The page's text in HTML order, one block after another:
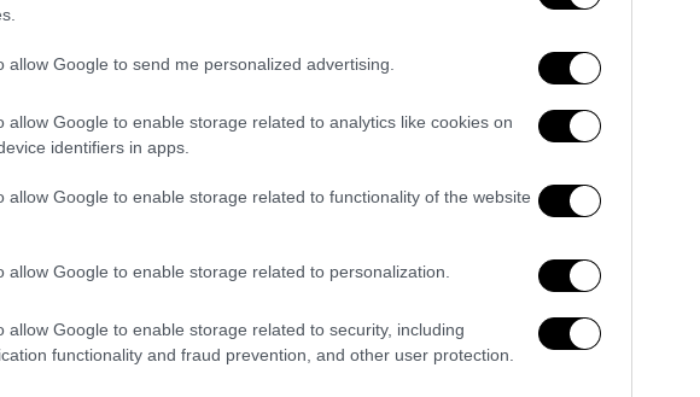
allow Google to send me personalized advertising.
allow Google to enable storage related to analytics like cookies on
identifiers in apps.
allow Google to enable storage related to functionality of the website
allow Google to enable storage related to personalization.
allow Google to enable storage related to security, including
functionality and fraud prevention, and other user protection.
νεκρού, ψευδή κατάθεση,
εις βάρος της 62χρονης
είχε θάψει τη σορό της μητέραςτης δίπλα
62χρονηείχε αποκρύψει τον θάνατο της
αναπηρίας και τη σύνταξή της. Όπως
στους αστυνομικούς το σημείο
εντοπίστηκε ο σκελετός με